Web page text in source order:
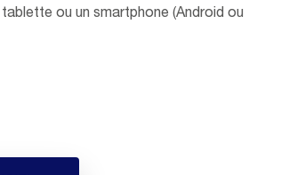
ou un smartphone (Android ou